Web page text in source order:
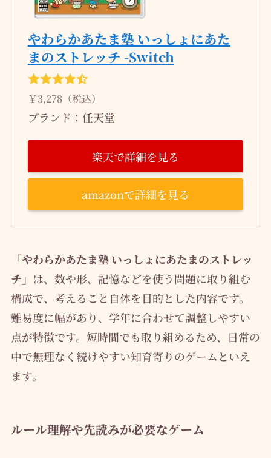
やわらかあたま塾 いっしょにあた
まのストレッチ -Switch
￥3,278（税込）
ブランド：任天堂
楽天で詳細を見る
amazonで詳細を見る
「やわらかあたま塾 いっしょにあたまのストレッ
チ」 は、数や形、記憶などを使う問題に取り組む
構成で、考えること自体を目的とした内容です。
難易度に幅があり、学年に合わせて調整しやすい
点が特徴です。短時間でも取り組めるため、日常の
中で無理なく続けやすい知育寄りのゲームといえ
ます。
ルール理解や先読みが必要なゲーム